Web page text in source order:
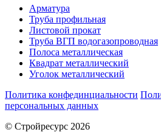
Арматура
Труба профильная
Листовой прокат
Труба ВГП водогазопроводная
Полоса металлическая
Квадрат металлический
Уголок металлический
Политика конфединциальности
персональных данных
© Стройресурс 2026